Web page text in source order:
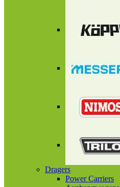
Dragers
Power Carriers